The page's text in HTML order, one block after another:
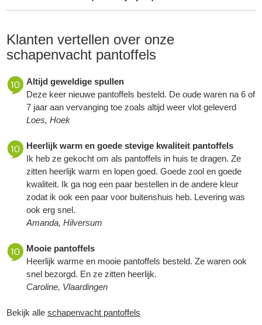
Klanten vertellen over onze
schapenvacht pantoffels
Altijd geweldige spullen
Deze keer nieuwe pantoffels besteld. De oude waren na 6 of
7 jaar aan vervanging toe zoals altijd weer vlot geleverd
Loes, Hoek
Heerlijk warm en goede stevige kwaliteit pantoffels
Ik heb ze gekocht om als pantoffels in huis te dragen. Ze
zitten heerlijk warm en lopen goed. Goede zool en goede
kwaliteit. Ik ga nog een paar bestellen in de andere kleur
zodat ik ook een paar voor buitenshuis heb. Levering was
ook erg snel.
Amanda, Hilversum
Mooie pantoffels
Heerlijk warme en mooie pantoffels besteld. Ze waren ook
snel bezorgd. En ze zitten heerlijk.
Caroline, Vlaardingen
Bekijk alle schapenvacht pantoffels